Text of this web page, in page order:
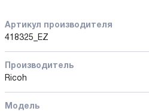
Артикул производителя
418325_EZ
Производитель
Ricoh
Модель